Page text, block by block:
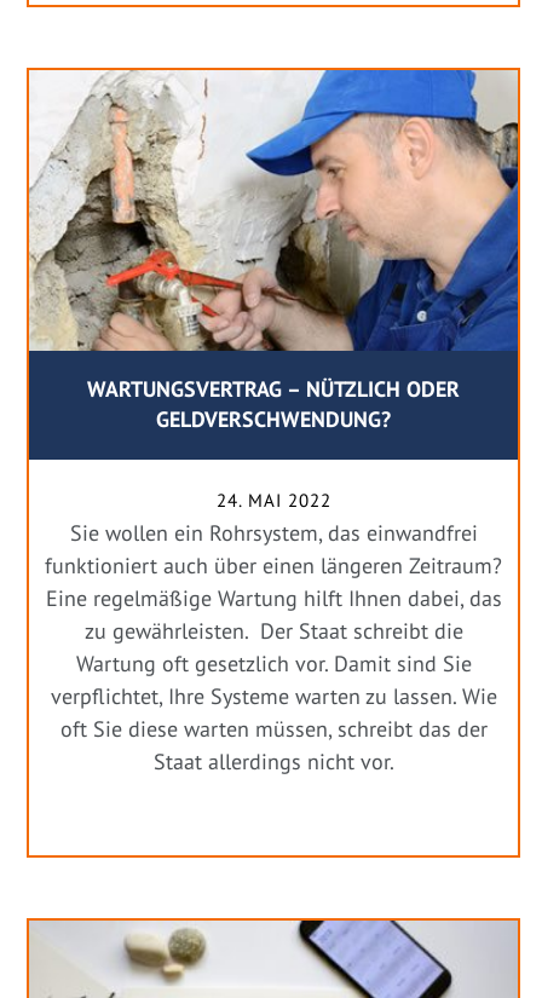
WARTUNGSVERTRAG – NÜTZLICH ODER
GELDVERSCHWENDUNG?
24. MAI 2022
Sie wollen ein Rohrsystem, das einwandfrei
funktioniert auch über einen längeren Zeitraum?
Eine regelmäßige Wartung hilft Ihnen dabei, das
zu gewährleisten. Der Staat schreibt die
Wartung oft gesetzlich vor. Damit sind Sie
verpflichtet, Ihre Systeme warten zu lassen. Wie
oft Sie diese warten müssen, schreibt das der
Staat allerdings nicht vor.